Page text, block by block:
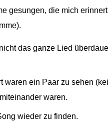
gesungen, die mich
das ganze Lied
waren ein Paar zu sehen
waren.
wieder zu finden.